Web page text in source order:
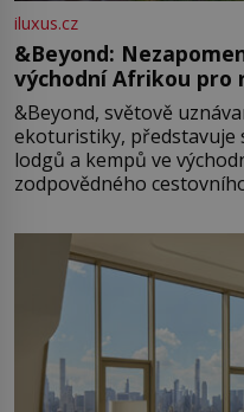
iluxus.cz
&Beyond:
východní Afrikou
&Beyond, světově
ekoturistiky,
lodgů a kempů ve
zodpovědného